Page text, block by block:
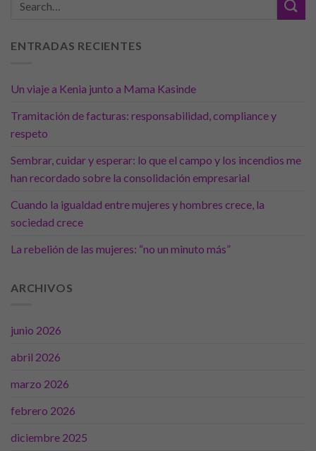
ENTRADAS RECIENTES
Un viaje a Kenia junto a Mama Kasinde
Tramitación de facturas: responsabilidad, compliance y
respeto
Sembrar, cuidar y esperar: lo que el campo y los incendios me
han recordado sobre la consolidación empresarial
Cuando la igualdad entre mujeres y hombres crece, la
sociedad crece
La rebelión de las mujeres: “no un minuto más”
ARCHIVOS
junio 2026
abril 2026
marzo 2026
febrero 2026
diciembre 2025